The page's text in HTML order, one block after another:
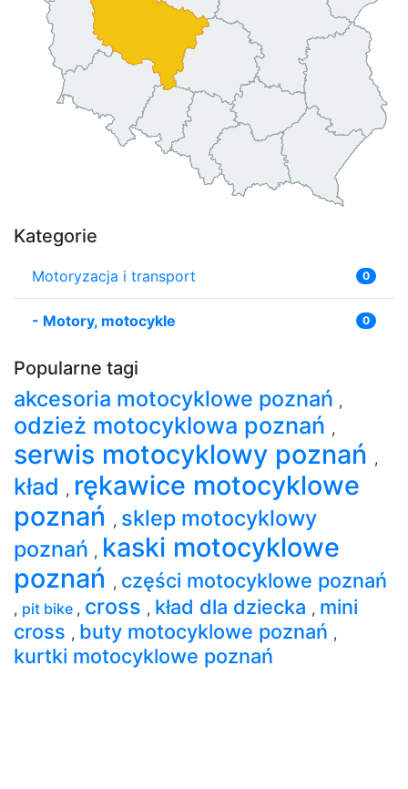
Kategorie
Motoryzacja i transport 0
- Motory, motocykle 0
Popularne tagi
akcesoria motocyklowe poznań ,
odzież motocyklowa poznań ,
serwis motocyklowy poznań ,
kład , rękawice motocyklowe
poznań , sklep motocyklowy
poznań , kaski motocyklowe
poznań , części motocyklowe poznań
, pit bike , cross , kład dla dziecka , mini
cross , buty motocyklowe poznań ,
kurtki motocyklowe poznań